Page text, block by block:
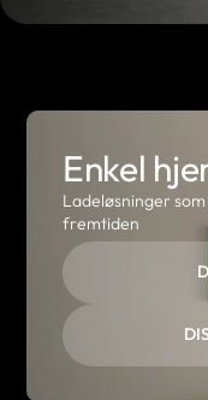
Enkel
Ladeløsninger
fremtiden